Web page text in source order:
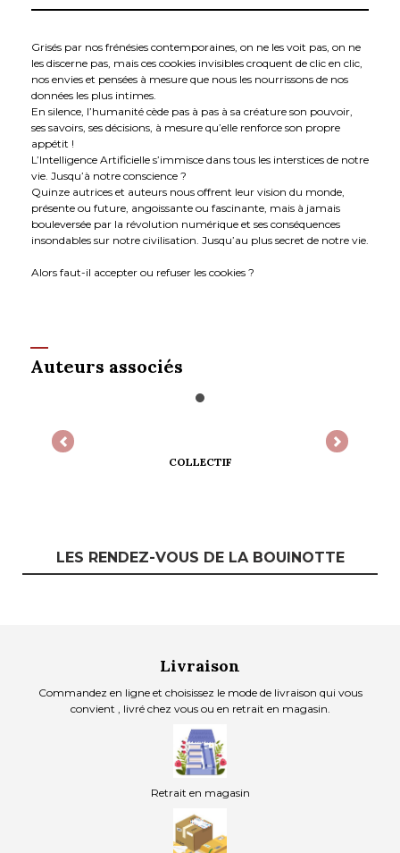
LES RENDEZ-VOUS DE LA BOUINOTTE
Grisés par nos frénésies contemporaines, on ne les voit pas, on ne
les discerne pas, mais ces cookies invisibles croquent de clic en clic,
nos envies et pensées à mesure que nous les nourrissons de nos
données les plus intimes.
En silence, l’humanité cède pas à pas à sa créature son pouvoir,
ses savoirs, ses décisions, à mesure qu’elle renforce son propre
appétit !
L’Intelligence Artificielle s’immisce dans tous les interstices de notre
vie. Jusqu’à notre conscience ?
Quinze autrices et auteurs nous offrent leur vision du monde,
présente ou future, angoissante ou fascinante, mais à jamais
bouleversée par la révolution numérique et ses conséquences
insondables sur notre civilisation. Jusqu’au plus secret de notre vie.
Alors faut-il accepter ou refuser les cookies ?
Auteurs associés
Previous Next
COLLECTIF
Livraison
Commandez en ligne et choisissez le mode de livraison qui vous
convient , livré chez vous ou en retrait en magasin.
Retrait en magasin